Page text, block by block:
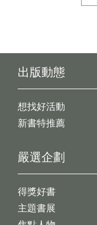
出版動態
想找好活動
新書特推薦
嚴選企劃
得獎好書
主題書展